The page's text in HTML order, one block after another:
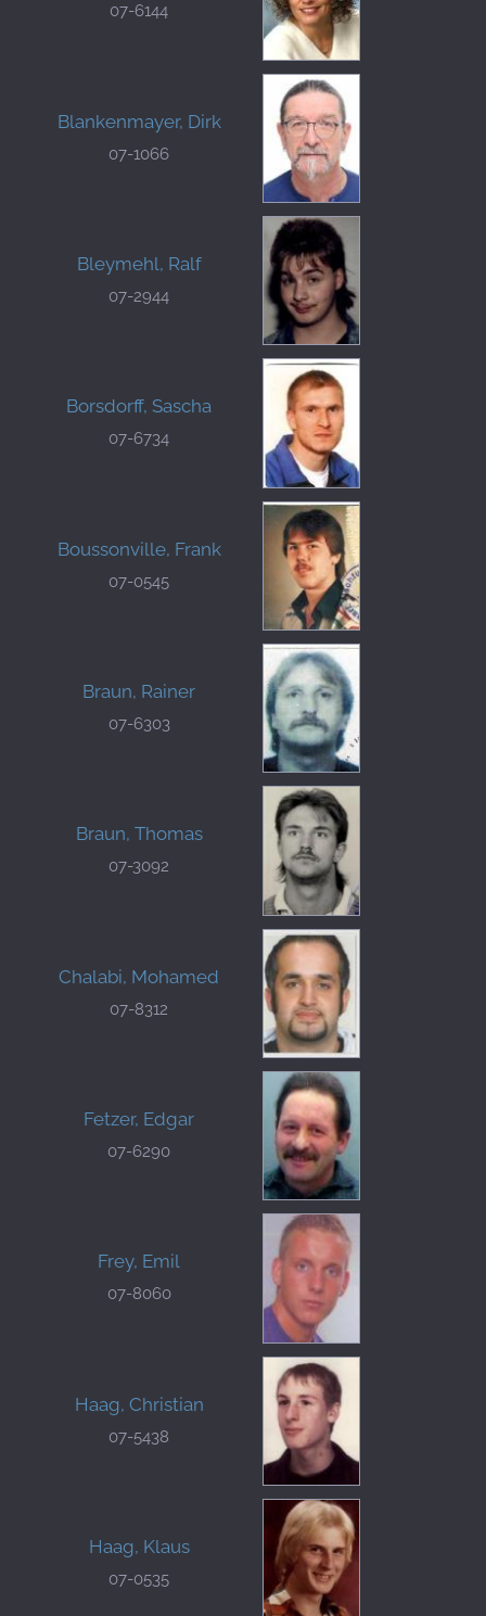
07-6144
Blankenmayer, Dirk
07-1066
Bleymehl, Ralf
07-2944
Borsdorff, Sascha
07-6734
Boussonville, Frank
07-0545
Braun, Rainer
07-6303
Braun, Thomas
07-3092
Chalabi, Mohamed
07-8312
Fetzer, Edgar
07-6290
Frey, Emil
07-8060
Haag, Christian
07-5438
Haag, Klaus
07-0535